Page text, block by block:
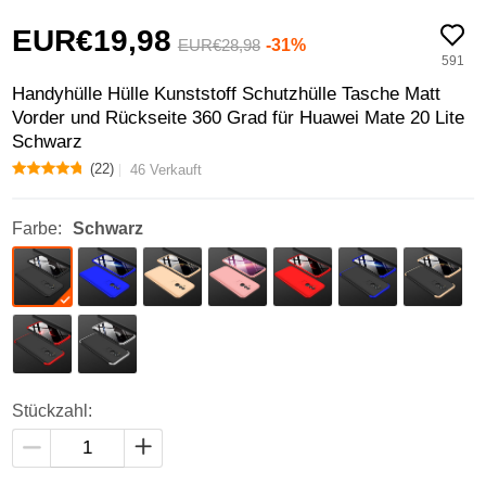
EUR€19,98 EUR€28,98 -31%
591
Handyhülle Hülle Kunststoff Schutzhülle Tasche Matt
Vorder und Rückseite 360 Grad für Huawei Mate 20 Lite
Schwarz
(22) 46 Verkauft
Farbe: Schwarz
Stückzahl: